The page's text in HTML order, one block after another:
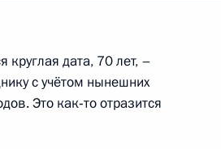
решенийдата, 70 лет, –
с учётом нынешних
Это как‑то отразится